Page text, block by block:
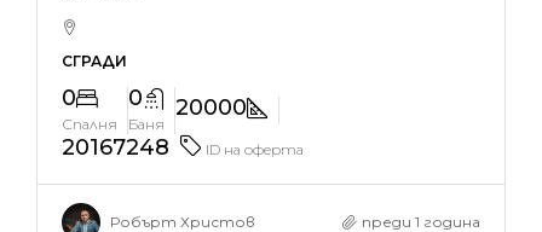
СГРАДИ
0
Спалня
0
Баня
20000
20167248
ID на оферта
Робърт Христов преди 1 година